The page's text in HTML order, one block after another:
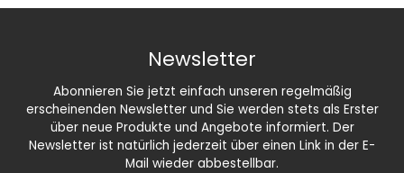
Newsletter
Abonnieren Sie jetzt einfach unseren regelmäßig
erscheinenden Newsletter und Sie werden stets als Erster
über neue Produkte und Angebote informiert. Der
Newsletter ist natürlich jederzeit über einen Link in der E-
Mail wieder abbestellbar.